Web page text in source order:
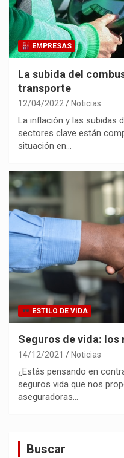
EMPRESAS
La subida del
transporte
12/04/2022 Noticias
La inflación y las subidas
sectores clave están
situación en…
ESTILO DE VIDA
Seguros de vida:
14/12/2021 Noticias
¿Estás pensando en
seguros vida que nos
aseguradoras…
Buscar